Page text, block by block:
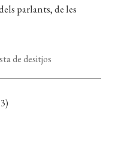
parlants, de les
de desitjos